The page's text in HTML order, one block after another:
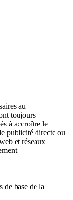
au
toujours
à accroître le
publicité directe ou
et réseaux
de base de la